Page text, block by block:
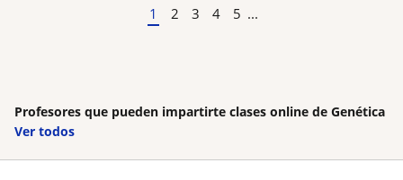
1 2 3 4 5 ...
Profesores que pueden impartirte clases online de Genética
Ver todos